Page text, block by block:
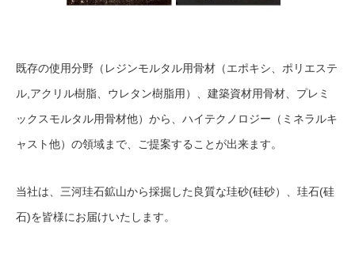
既存の使用分野（レジンモルタル用骨材（エポキシ、ポリエステ
ル,アクリル樹脂、ウレタン樹脂用）、建築資材用骨材、プレミ
ックスモルタル用骨材他）から、ハイテクノロジー（ミネラルキ
ャスト他）の領域まで、ご提案することが出来ます。
当社は、三河珪石鉱山から採掘した良質な珪砂(硅砂）、珪石(硅
石)を皆様にお届けいたします。